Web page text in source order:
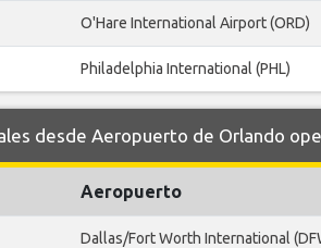
O'Hare International Airport (ORD)
Philadelphia International (PHL)
desde Aeropuerto de Orlando
Aeropuerto
Dallas/Fort Worth International